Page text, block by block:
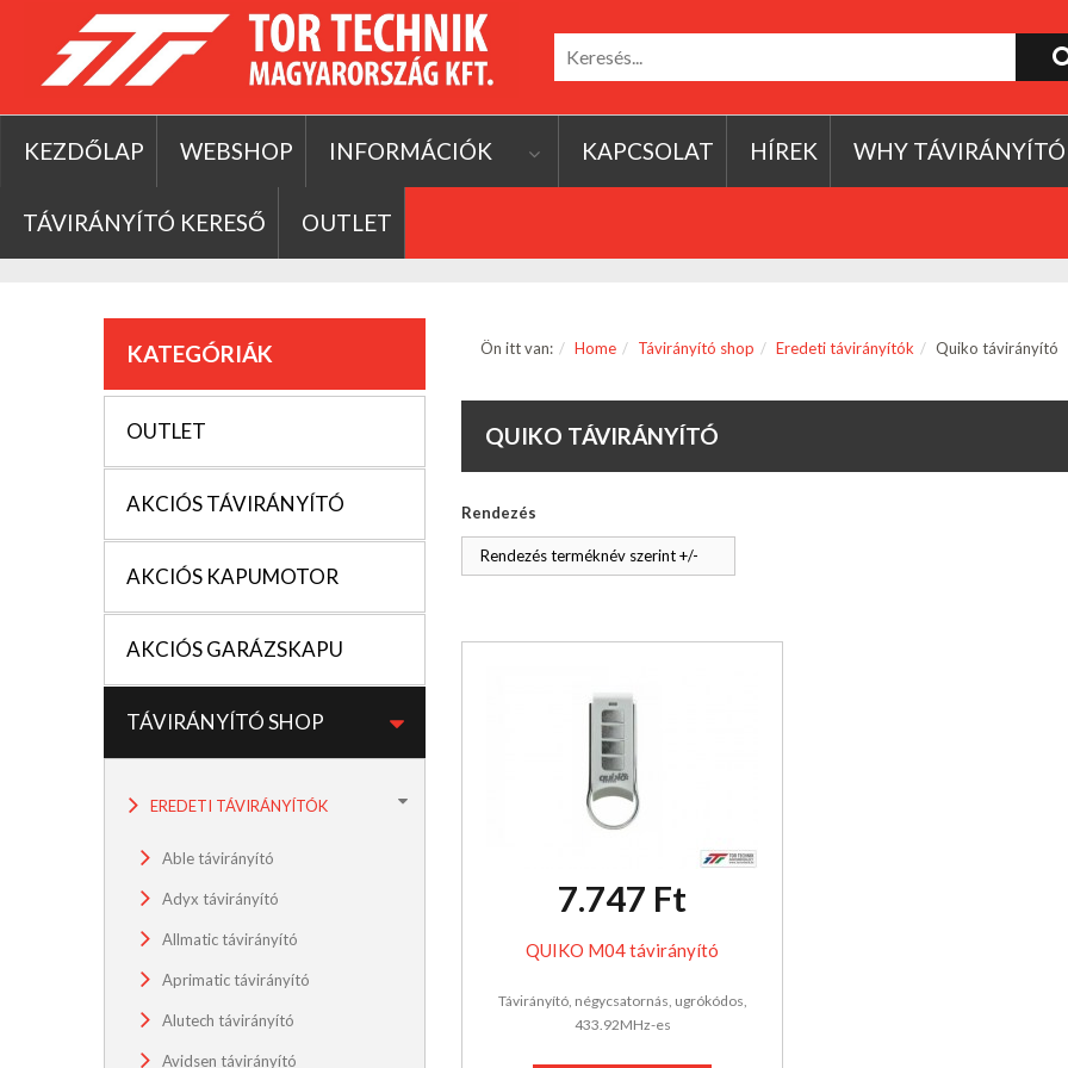
KEZDŐLAP WEBSHOP INFORMÁCIÓK KAPCSOLAT HÍREK WHY TÁVIRÁNYÍTÓ
TÁVIRÁNYÍTÓ KERESŐ OUTLET
KATEGÓRIÁK
OUTLET
AKCIÓS TÁVIRÁNYÍTÓ
AKCIÓS KAPUMOTOR
AKCIÓS GARÁZSKAPU
TÁVIRÁNYÍTÓ SHOP
EREDETI TÁVIRÁNYÍTÓK
Able távirányító
Adyx távirányító
Allmatic távirányító
Aprimatic távirányító
Alutech távirányító
Avidsen távirányító
Ön itt van: Home Távirányító shop Eredeti távirányítók Quiko távirányító
QUIKO TÁVIRÁNYÍTÓ
Rendezés
Rendezés terméknév szerint +/-
7.747 Ft
QUIKO M04 távirányító
Távirányító, négycsatornás, ugrókódos,
433.92MHz-es